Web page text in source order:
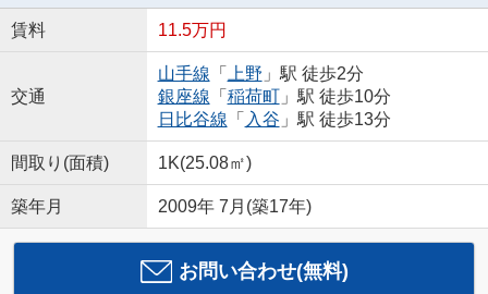
賃料 11.5万円
交通
山手線 「 上野 」駅 徒歩2分
銀座線 「 稲荷町」駅 徒歩10分
日比谷線 「 入谷 」駅 徒歩13分
間取り(面積) 1K(25.08㎡)
築年月 2009年 7月(築17年)
お問い合わせ(無料)